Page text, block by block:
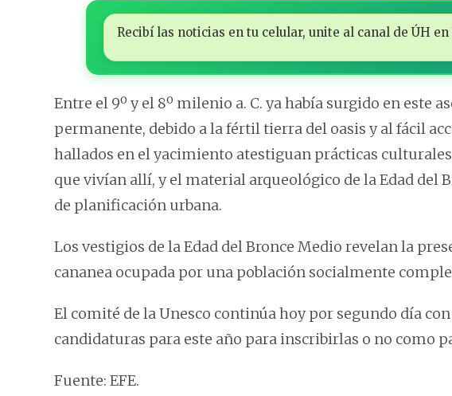
Recibí las noticias en tu celular, unite al canal de ÚH en
Entre el 9º y el 8º milenio a. C. ya había surgido en este
permanente, debido a la fértil tierra del oasis y al fácil
hallados en el yacimiento atestiguan prácticas
que vivían allí, y el material arqueológico de la Edad del
de planificación urbana.
Los vestigios de la Edad del Bronce Medio revelan la
cananea ocupada por una población socialmente
El comité de la Unesco continúa hoy por segundo día
candidaturas para este año para inscribirlas o no como
Fuente: EFE.